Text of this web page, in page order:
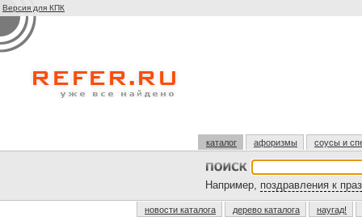
Версия для КПК
каталог афоризмы соусы и
Например, поздравления к
новости каталога дерево каталога наугад!